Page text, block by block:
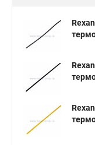
Трубка
Трубки
Термоусадочная
Термоусадка для
Термоусадочная